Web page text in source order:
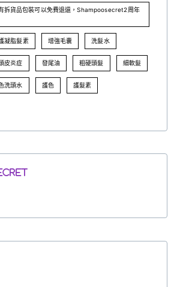
拆貨品包裝可以免費退還，Shampoosecret2周年
凝脂髮素 增強毛囊 洗髮水
皮炎症 發尾油 粗硬頭髮 細軟髮
洗頭水 護色 護髮素